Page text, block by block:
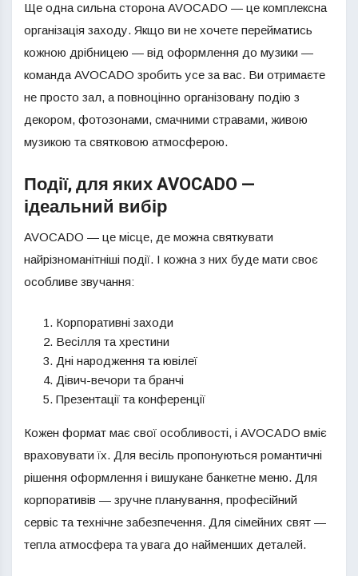
Ще одна сильна сторона AVOCADO — це комплексна
організація заходу. Якщо ви не хочете перейматись
кожною дрібницею — від оформлення до музики —
команда AVOCADO зробить усе за вас. Ви отримаєте
не просто зал, а повноцінно організовану подію з
декором, фотозонами, смачними стравами, живою
музикою та святковою атмосферою.
Події, для яких AVOCADO —
ідеальний вибір
AVOCADO — це місце, де можна святкувати
найрізноманітніші події. І кожна з них буде мати своє
особливе звучання:
Корпоративні заходи
Весілля та хрестини
Дні народження та ювілеї
Дівич-вечори та бранчі
Презентації та конференції
Кожен формат має свої особливості, і AVOCADO вміє
враховувати їх. Для весіль пропонуються романтичні
рішення оформлення і вишукане банкетне меню. Для
корпоративів — зручне планування, професійний
сервіс та технічне забезпечення. Для сімейних свят —
тепла атмосфера та увага до найменших деталей.